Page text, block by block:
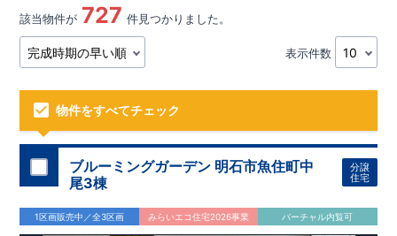
該当物件が 727 件見つかりました。
表示件数
物件をすべてチェック
ブルーミングガーデン 明石市魚住町中
尾3棟
分譲
住宅
1区画販売中／全3区画 みらいエコ住宅2026事業 バーチャル内覧可